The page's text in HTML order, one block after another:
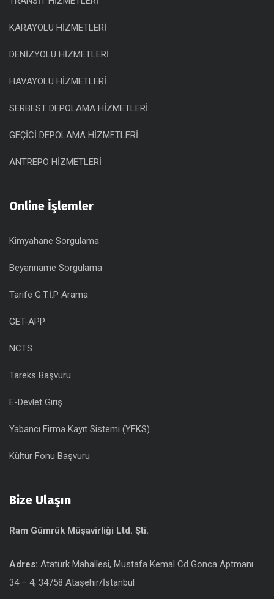
KARAYOLU HİZMETLERİ
DENİZYOLU HİZMETLERİ
HAVAYOLU HİZMETLERİ
SERBEST DEPOLAMA HİZMETLERİ
GEÇİCİ DEPOLAMA HİZMETLERİ
ANTREPO HİZMETLERİ
Online İşlemler
Kimyahane Sorgulama
Beyanname Sorgulama
Tarife G.T.İ.P Arama
GET-APP
NCTS
Tareks Başvuru
E-Devlet Giriş
Yabancı Firma Kayıt Sistemi (YFKS)
Kültür Fonu Başvuru
Bize Ulaşın
Ram Gümrük Müşavirliği Ltd. Şti.
Adres: Atatürk Mahallesi, Mustafa Kemal Cd Gonca Aptmanı
34 – 4, 34758 Ataşehir/İstanbul